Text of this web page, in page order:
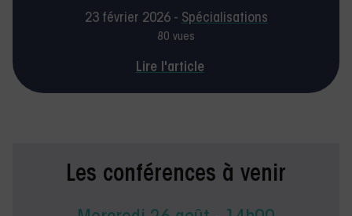
en libéral
23 février 2026 - Spécialisations
80 vues
Lire l'article
Les conférences à venir